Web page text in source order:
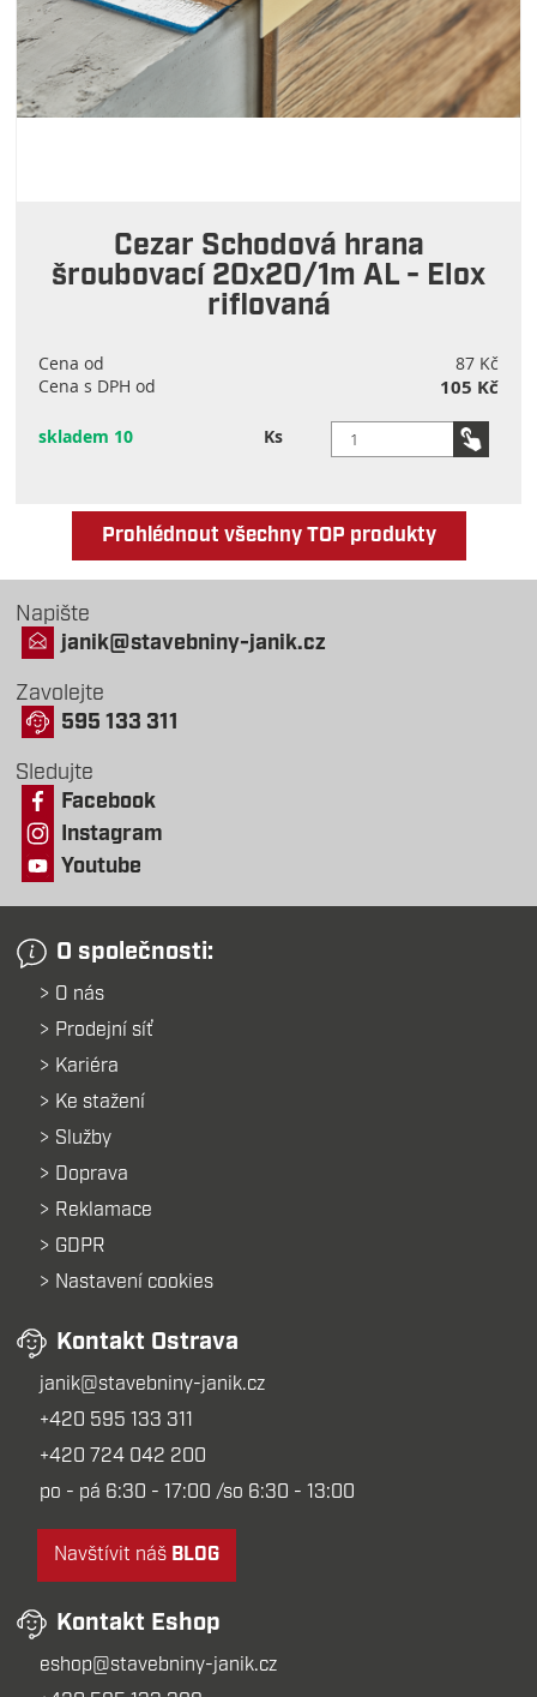
Cezar Schodová hrana
šroubovací 20x20/1m AL - Elox
riflovaná
Cena od
87 Kč
Cena s DPH od
105 Kč
skladem 10 Ks
Prohlédnout všechny TOP produkty
Napište
janik@stavebniny-janik.cz
Zavolejte
595 133 311
Sledujte
Facebook
Instagram
Youtube
O společnosti:
O nás
Prodejní síť
Kariéra
Ke stažení
Služby
Doprava
Reklamace
GDPR
Nastavení cookies
Kontakt Ostrava
janik@stavebniny-janik.cz
+420 595 133 311
+420 724 042 200
po - pá 6:30 - 17:00 /so 6:30 - 13:00
Navštívit náš BLOG
Kontakt Eshop
eshop@stavebniny-janik.cz